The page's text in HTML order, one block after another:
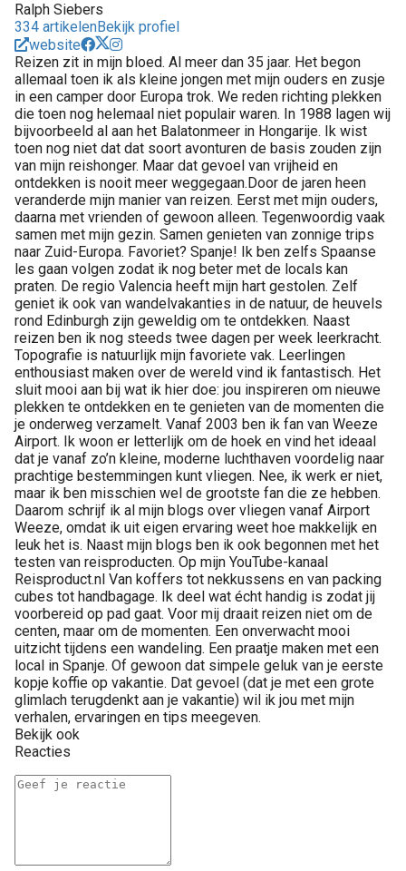
Ralph Siebers
334 artikelenBekijk profiel
website
Reizen zit in mijn bloed. Al meer dan 35 jaar. Het begon
allemaal toen ik als kleine jongen met mijn ouders en zusje
in een camper door Europa trok. We reden richting plekken
die toen nog helemaal niet populair waren. In 1988 lagen wij
bijvoorbeeld al aan het Balatonmeer in Hongarije. Ik wist
toen nog niet dat dat soort avonturen de basis zouden zijn
van mijn reishonger. Maar dat gevoel van vrijheid en
ontdekken is nooit meer weggegaan.Door de jaren heen
veranderde mijn manier van reizen. Eerst met mijn ouders,
daarna met vrienden of gewoon alleen. Tegenwoordig vaak
samen met mijn gezin. Samen genieten van zonnige trips
naar Zuid-Europa. Favoriet? Spanje! Ik ben zelfs Spaanse
les gaan volgen zodat ik nog beter met de locals kan
praten. De regio Valencia heeft mijn hart gestolen. Zelf
geniet ik ook van wandelvakanties in de natuur, de heuvels
rond Edinburgh zijn geweldig om te ontdekken. Naast
reizen ben ik nog steeds twee dagen per week leerkracht.
Topografie is natuurlijk mijn favoriete vak. Leerlingen
enthousiast maken over de wereld vind ik fantastisch. Het
sluit mooi aan bij wat ik hier doe: jou inspireren om nieuwe
plekken te ontdekken en te genieten van de momenten die
je onderweg verzamelt. Vanaf 2003 ben ik fan van Weeze
Airport. Ik woon er letterlijk om de hoek en vind het ideaal
dat je vanaf zo’n kleine, moderne luchthaven voordelig naar
prachtige bestemmingen kunt vliegen. Nee, ik werk er niet,
maar ik ben misschien wel de grootste fan die ze hebben.
Daarom schrijf ik al mijn blogs over vliegen vanaf Airport
Weeze, omdat ik uit eigen ervaring weet hoe makkelijk en
leuk het is. Naast mijn blogs ben ik ook begonnen met het
testen van reisproducten. Op mijn YouTube-kanaal
Reisproduct.nl Van koffers tot nekkussens en van packing
cubes tot handbagage. Ik deel wat écht handig is zodat jij
voorbereid op pad gaat. Voor mij draait reizen niet om de
centen, maar om de momenten. Een onverwacht mooi
uitzicht tijdens een wandeling. Een praatje maken met een
local in Spanje. Of gewoon dat simpele geluk van je eerste
kopje koffie op vakantie. Dat gevoel (dat je met een grote
glimlach terugdenkt aan je vakantie) wil ik jou met mijn
verhalen, ervaringen en tips meegeven.
Bekijk ook
Reacties